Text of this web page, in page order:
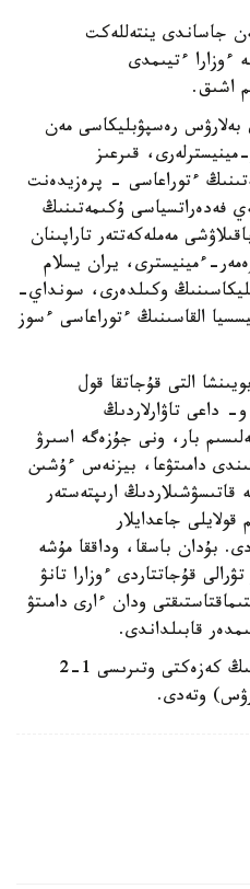
جاساندى ينتەللەكت
ءوزارا ءتيىمدى
اشىق.
رەسپۋبليكاسى مەن
مينيسترلەرى، قىرعىز
ءتوراعاسى - پرەزيدەنت
فەدەراتسياسى ۇكىمەتىنىڭ
مەملەكەتتەر تاراپىنان
ءمينيسترى، يران يسلام
وكىلدەرى، سونداي-
القاسىنىڭ ءتوراعاسى ءسوز
التى قۇجاتقا قول
داعى تاۋارلاردىڭ
بار، ونى جۇزەگە اسىرۋ
دامىتۋعا، بيزنەس ءۇشىن
ارىپتەستەر
قولايلى جاعدايلار
بۇدان باسقا، وداققا مۇشە
قۇجاتتاردى ءوزارا تانۋ
ودان ءارى دامىتۋ
قابىلداندى.
ەۋرازيالىق ۇكىمەتارالىق كەڭەستىڭ كەزەكتى وتىرىسى 1-2
وتەدى.